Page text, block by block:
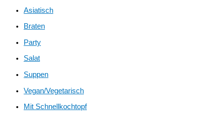
Asiatisch
Braten
Party
Salat
Suppen
Vegan/Vegetarisch
Mit Schnellkochtopf